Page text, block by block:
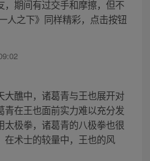
，期间有过交手和摩擦，但不
人之下》同样精彩，点击按钮
大醮中，诸葛青与王也展开对
青在王也面前实力难以充分发
极拳，诸葛青的八极拳也很
在术士的较量中，王也的风